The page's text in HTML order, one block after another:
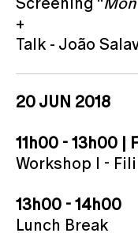
+
Talk - João
20 JUN 2018
11h00 - 13h00 |
Workshop I -
13h00 - 14h00
Lunch Break